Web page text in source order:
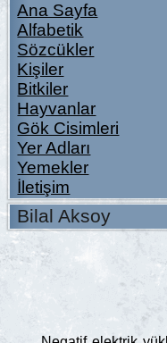
Ana Sayfa
Alfabetik
Sözcükler
Kişiler
Bitkiler
Hayvanlar
Gök Cisimleri
Yer Adları
Yemekler
İletişim
Bilal Aksoy